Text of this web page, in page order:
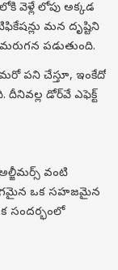
వెళ్లే లోపు అక్కడ
మన దృష్టిని
పడుతుంది.
పని చేస్తూ, ఇంకేదో
డోర్‌వే ఎఫెక్ట్
వంటి
ఒక సహజమైన
సందర్భంలో